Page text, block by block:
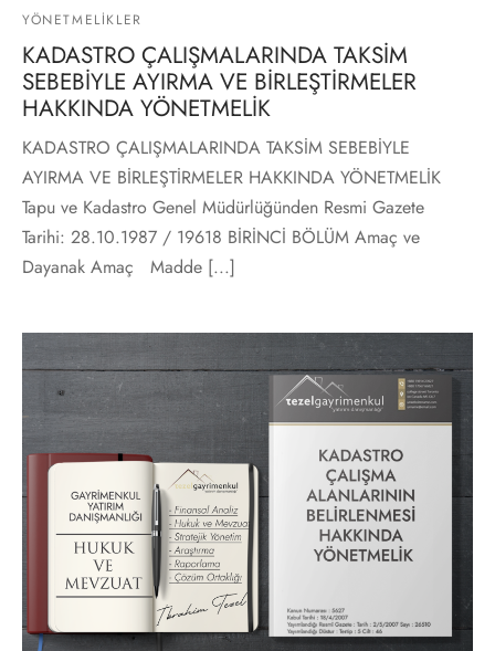
YÖNETMELIKLER
KADASTRO ÇALIŞMALARINDA TAKSİM
SEBEBİYLE AYIRMA VE BİRLEŞTİRMELER
HAKKINDA YÖNETMELİK
KADASTRO ÇALIŞMALARINDA TAKSİM SEBEBİYLE
AYIRMA VE BİRLEŞTİRMELER HAKKINDA YÖNETMELİK
Tapu ve Kadastro Genel Müdürlüğünden Resmi Gazete
Tarihi: 28.10.1987 / 19618 BİRİNCİ BÖLÜM Amaç ve
Dayanak Amaç Madde [...]